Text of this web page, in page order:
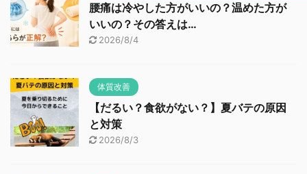
腰痛は冷やした方がいいの？温めた方が
いいの？その答えは…
2026/8/4
体質改善
【だるい？食欲がない？】夏バテの原因
と対策
2026/8/3